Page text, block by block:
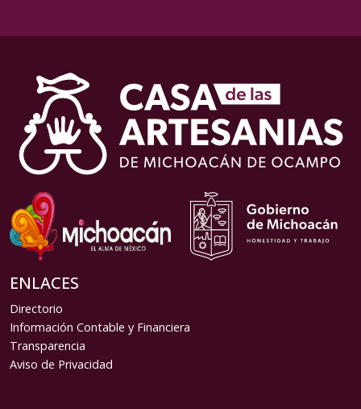
ENLACES
Directorio
Información Contable y Financiera
Transparencia
Aviso de Privacidad